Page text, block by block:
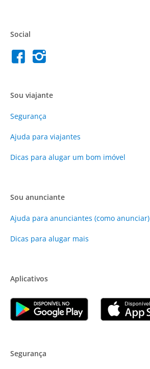
Social
Sou viajante
Segurança
Ajuda para viajantes
Dicas para alugar um bom imóvel
Sou anunciante
Ajuda para anunciantes (como anunciar)
Dicas para alugar mais
Aplicativos
Segurança